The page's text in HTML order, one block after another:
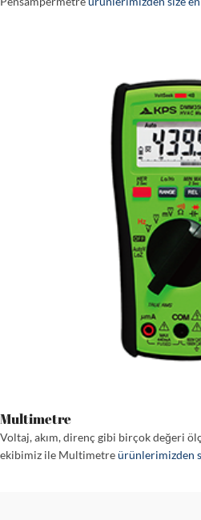
Multimetre
Voltaj, akım, direnç gibi birçok değeri
ekibimiz ile Multimetreürünlerimizden